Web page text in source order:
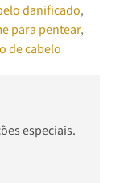
danificado,
para pentear,
de cabelo
especiais.